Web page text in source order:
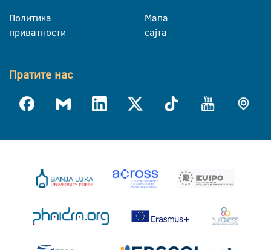
Политика
приватности
Мапа
сајта
Пратите нас